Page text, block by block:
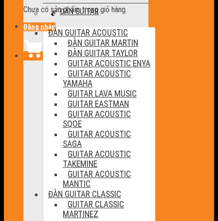
Chưa có sản phẩm trong giỏ hàng.
Đăng nhập
ĐÀN GUITAR
ĐÀN GUITAR ACOUSTIC
ĐÀN GUITAR MARTIN
ĐÀN GUITAR TAYLOR
GUITAR ACOUSTIC ENYA
GUITAR ACOUSTIC
YAMAHA
GUITAR LAVA MUSIC
GUITAR EASTMAN
GUITAR ACOUSTIC
SQOE
GUITAR ACOUSTIC
SAGA
GUITAR ACOUSTIC
TAKEMINE
GUITAR ACOUSTIC
MANTIC
ĐÀN GUITAR CLASSIC
GUITAR CLASSIC
MARTINEZ